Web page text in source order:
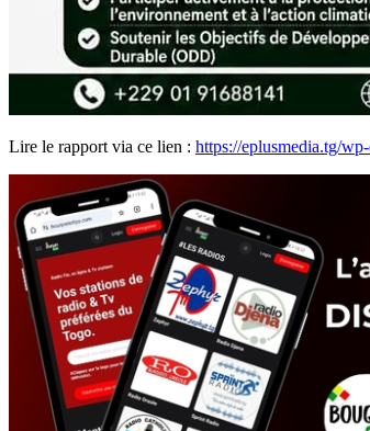
Lire le rapport via ce lien : https://eplusmedia.tg/